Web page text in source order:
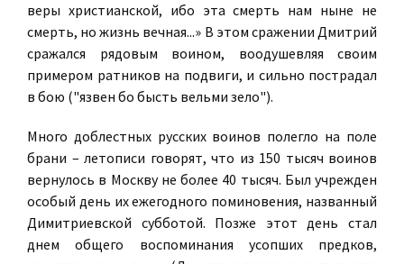
веры христианской, ибо эта смерть нам ныне не
смерть, но жизнь вечная...» В этом сражении Дмитрий
сражался рядовым воином, воодушевляя своим
примером ратников на подвиги, и сильно пострадал
в бою ("язвен бо бысть вельми зело").
Много доблестных русских воинов полегло на поле
брани – летописи говорят, что из 150 тысяч воинов
вернулось в Москву не более 40 тысяч. Был учрежден
особый день их ежегодного поминовения, названный
Димитриевской субботой. Позже этот день стал
днем общего воспоминания усопших предков,